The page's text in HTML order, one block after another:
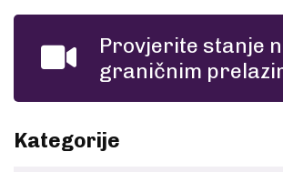
Provjerite stanje
graničnim
Kategorije